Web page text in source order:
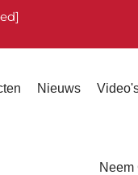
Nieuws
Neem